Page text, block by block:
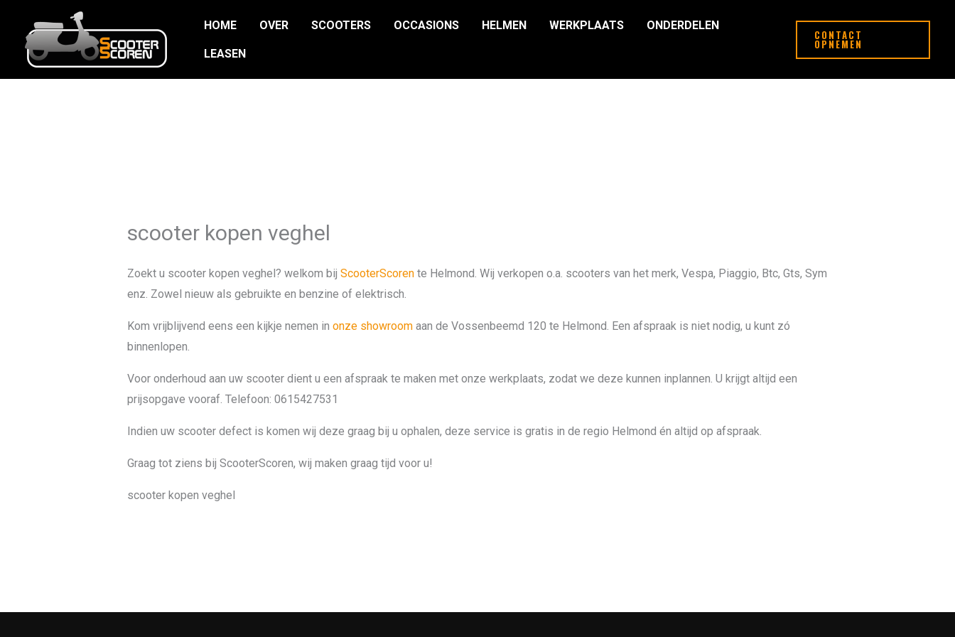
HOME OVER SCOOTERS OCCASIONS HELMEN WERKPLAATS ONDERDELEN
LEASEN
CONTACT
OPNEMEN
scooter kopen veghel
Zoekt u scooter kopen veghel? welkom bij ScooterScorente Helmond. Wij verkopen o.a. scooters van het merk, Vespa, Piaggio, Btc, Gts, Sym
enz. Zowel nieuw als gebruikte en benzine of elektrisch.
Kom vrijblijvend eens een kijkje nemen in onze showroomaan de Vossenbeemd 120 te Helmond. Een afspraak is niet nodig, u kunt zó
binnenlopen.
Voor onderhoud aan uw scooter dient u een afspraak te maken met onze werkplaats, zodat we deze kunnen inplannen. U krijgt altijd een
prijsopgave vooraf. Telefoon: 0615427531
Indien uw scooter defect is komen wij deze graag bij u ophalen, deze service is gratis in de regio Helmond én altijd op afspraak.
Graag tot ziens bij ScooterScoren, wij maken graag tijd voor u!
scooter kopen veghel